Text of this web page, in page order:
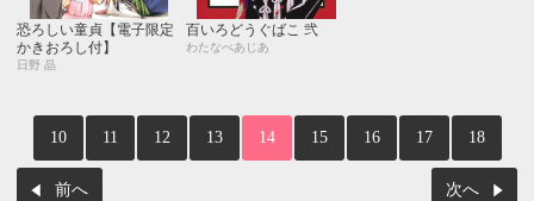
恐ろしい童貞【電子限定
かきおろし付】
日野 晶
百いろどうぐばこ 弐
わたなべあじあ
前へ
10 11 12 13 14 15 16 17 18
次へ